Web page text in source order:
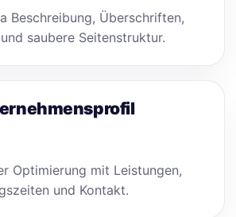
Beschreibung, Überschriften,
saubere Seitenstruktur.
Optimierung mit Leistungen,
und Kontakt.